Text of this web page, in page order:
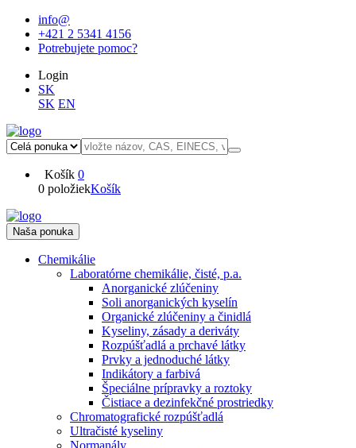
info@
+421 2 5341 4156
Potrebujete pomoc?
Login
SK
SK EN
Košík 0
0 položiekKošík
Naša ponuka
Chemikálie
Laboratórne chemikálie, čisté, p.a.
Anorganické zlúčeniny
Soli anorganických kyselín
Organické zlúčeniny a činidlá
Kyseliny, zásady a deriváty
Rozpúšťadlá a prchavé látky
Prvky a jednoduché látky
Indikátory a farbivá
Špeciálne prípravky a roztoky
Čistiace a dezinfekčné prostriedky
Chromatografické rozpúšťadlá
Ultračisté kyseliny
Normanály